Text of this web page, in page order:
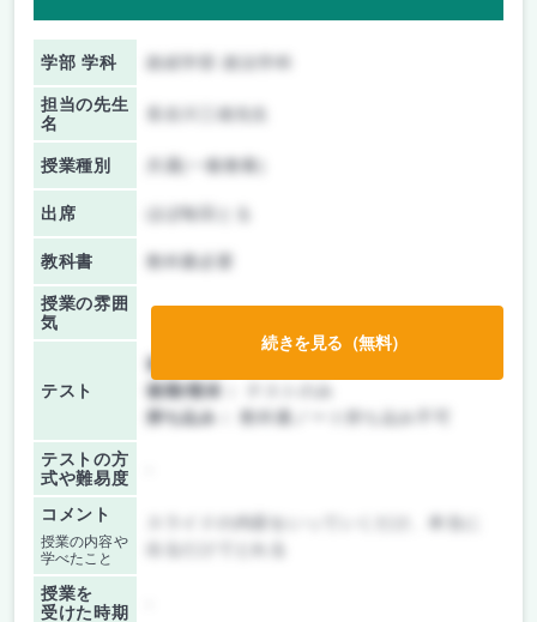
学部 学科 政経学部 政治学科
担当の先生
名
授業種別 共通(一般教養)
出席 ほぼ毎回とる
教科書 教科書必要
授業の雰囲
気
テスト
前期/中間：
後期/期末：
持ち込み：
教科書ノート持ち込み不可
テストの方
式や難易度
コメント
授業の内容や
学べたこと
授業を
受けた時期
続きを見る（無料）